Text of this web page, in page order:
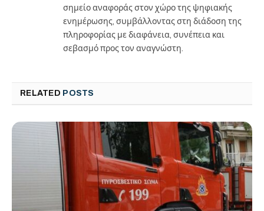
σημείο αναφοράς στον χώρο της ψηφιακής
ενημέρωσης, συμβάλλοντας στη διάδοση της
πληροφορίας με διαφάνεια, συνέπεια και
σεβασμό προς τον αναγνώστη.
RELATED POSTS